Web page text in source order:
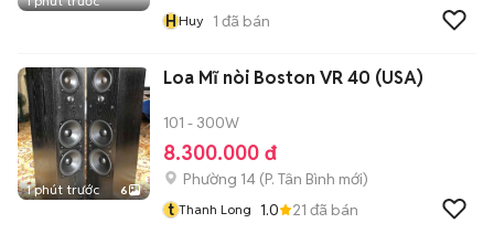
HHuy 1 đã bán
1 phút trước 6
Loa Mĩ nòi Boston VR 40 (USA)
101 - 300W
8.300.000 đ
Phường 14 (P. Tân Bình mới)
t Thanh Long 1.0 21 đã bán